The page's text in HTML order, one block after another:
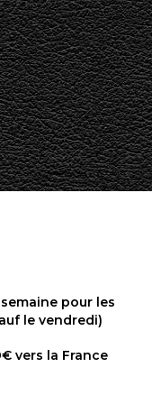
pour les
le vendredi)
vers la France